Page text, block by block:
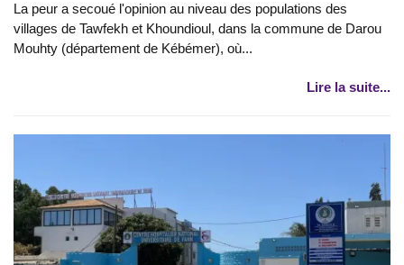
La peur a secoué l'opinion au niveau des populations des
villages de Tawfekh et Khoundioul, dans la commune de Darou
Mouhty (département de Kébémer), où...
Lire la suite...